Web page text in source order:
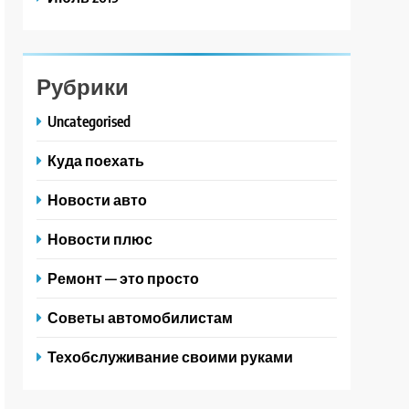
Рубрики
Uncategorised
Куда поехать
Новости авто
Новости плюс
Ремонт — это просто
Советы автомобилистам
Техобслуживание своими руками